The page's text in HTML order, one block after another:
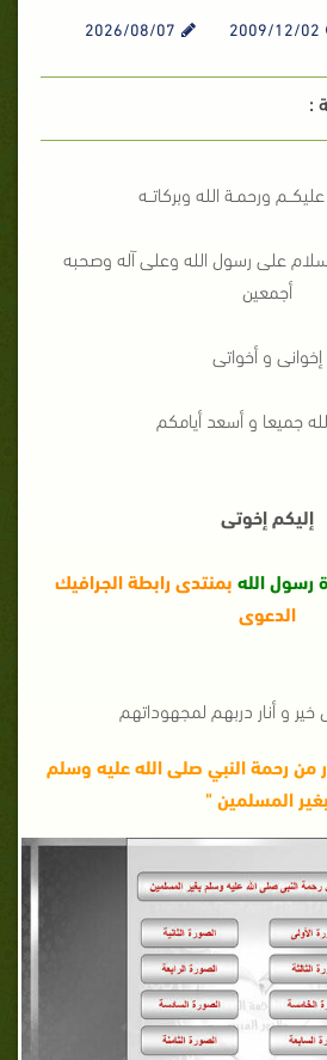
2009/12/02
2026/08/07
:
ورحمـة الله وبركاتــه
على رسول الله وعلى آله وصحبه
أجمعين
إخوانى و أخواتى
جميعا و أسعد أيامكم
إليكم إخوتى
رسول الله بمنتدى رابطة الجرافيك
الدعوى
خير و أنار دربهم لمجهوداتهم
من رحمة النبي صلى الله عليه وسلم
بغير المسلمين "